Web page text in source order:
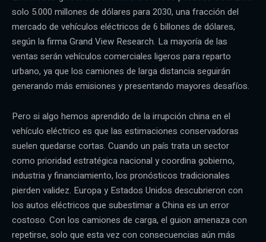
solo 5.000 millones de dólares para 2030, una fracción del
mercado de vehículos eléctricos de 6 billones de dólares,
según la firma Grand View Research. La mayoría de las
ventas serán vehículos comerciales ligeros para reparto
urbano, ya que los camiones de larga distancia seguirán
generando más emisiones y presentando mayores desafíos.
Pero si algo hemos aprendido de la irrupción china en el
vehículo eléctrico es que las estimaciones conservadoras
suelen quedarse cortas. Cuando un país trata un sector
como prioridad estratégica nacional y coordina gobierno,
industria y financiamiento, los pronósticos tradicionales
pierden validez. Europa y Estados Unidos descubrieron con
los autos eléctricos que subestimar a China es un error
costoso. Con los camiones de carga, el guion amenaza con
repetirse, solo que esta vez con consecuencias aún más